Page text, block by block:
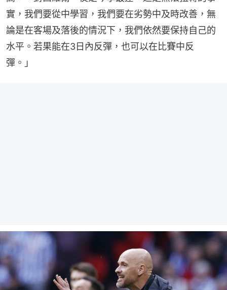
實，我們要從中學習，我們要在劣勢中及時改善，無
論是在客場及落後的情況下，我們依然要保持自己的
水平。若果能在3日內反彈，也可以在比賽中反
彈。」